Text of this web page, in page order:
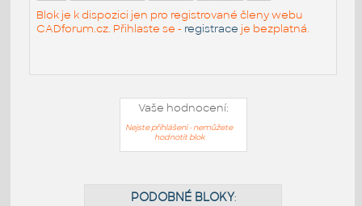
Blok je k dispozici jen pro registrované členy webu
CADforum.cz. Přihlaste se - registrace je bezplatná.
Vaše hodnocení:
Nejste přihlášeni - nemůžete
hodnotit blok